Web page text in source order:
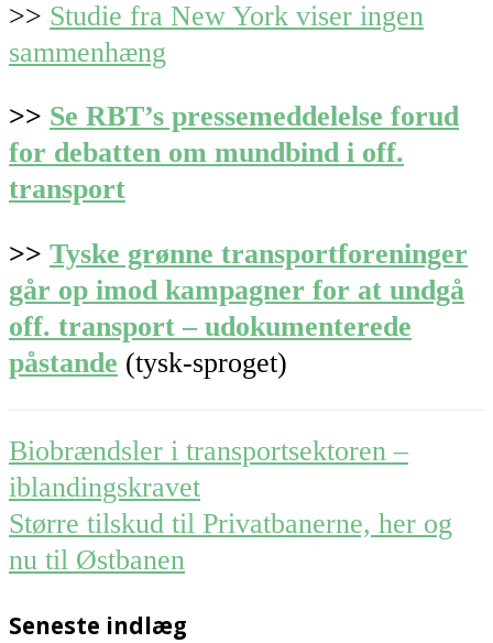
>> Studie fra New York viser ingen
sammenhæng
>> Se RBT’s pressemeddelelse forud
for debatten om mundbind i off.
transport
>> Tyske grønne transportforeninger
går op imod kampagner for at undgå
off. transport – udokumenterede
påstande (tysk-sproget)
Post
navigation
Biobrændsler i transportsektoren –
iblandingskravet
Større tilskud til Privatbanerne, her og
nu til Østbanen
Seneste indlæg